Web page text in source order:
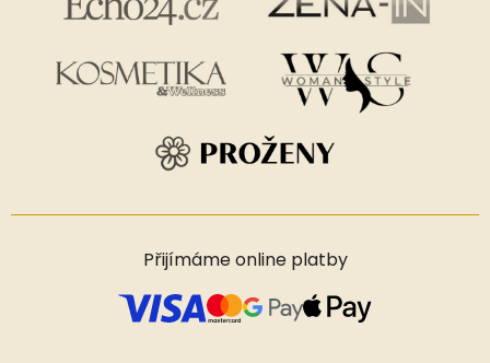
Přijímáme online platby